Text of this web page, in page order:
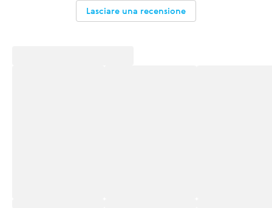
Lasciare una recensione